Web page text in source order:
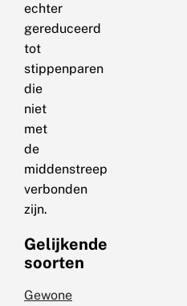
echter
gereduceerd
tot
stippenparen
die
niet
met
de
middenstreep
verbonden
zijn.
Gelijkende
soorten
Gewone